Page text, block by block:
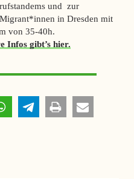
und zur
in Dresden mit
von 35-40h.
Infos gibt’s hier.